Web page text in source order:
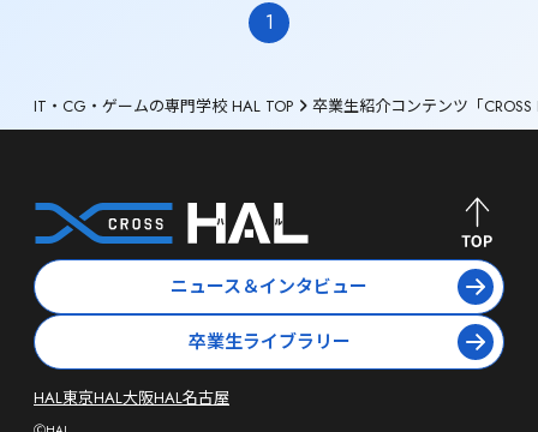
1
IT・CG・ゲームの専門学校 HAL TOP 卒業生紹介コンテンツ「CROSS
ニュース＆インタビュー
卒業生ライブラリー
HAL東京HAL大阪HAL名古屋